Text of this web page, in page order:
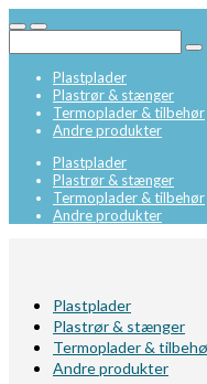
Plastplader
Plastrør & stænger
Termoplader & tilbehør
Andre produkter
Plastplader
Plastrør & stænger
Termoplader & tilbehør
Andre produkter
Plastplader
Plastrør & stænger
Termoplader &
Andre produkter